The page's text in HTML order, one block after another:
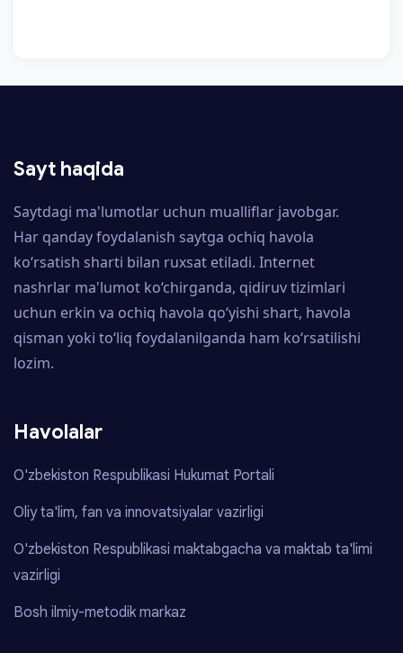
Sayt haqida
Saytdagi ma'lumotlar uchun mualliflar javobgar.
Har qanday foydalanish saytga ochiq havola
ko‘rsatish sharti bilan ruxsat etiladi. Internet
nashrlar ma'lumot ko‘chirganda, qidiruv tizimlari
uchun erkin va ochiq havola qo‘yishi shart, havola
qisman yoki to‘liq foydalanilganda ham ko‘rsatilishi
lozim.
Havolalar
O'zbekiston Respublikasi Hukumat Portali
Oliy ta'lim, fan va innovatsiyalar vazirligi
O'zbekiston Respublikasi maktabgacha va maktab ta'limi
vazirligi
Bosh ilmiy-metodik markaz